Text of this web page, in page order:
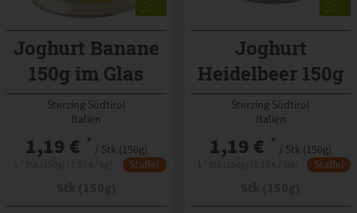
Joghurt Banane
150g im Glas
Sterzing Südtirol
Italien
1,19 € * / Stk (150g)
Staffel
Joghurt
Heidelbeer 150g
im Glas
Sterzing Südtirol
Italien
1,19 € * / Stk (150g)
Staffel